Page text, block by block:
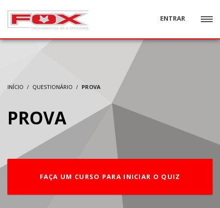
ENTRAR
INÍCIO QUESTIONÁRIO PROVA
PROVA
FAÇA UM CURSO PARA INICIAR O QUIZ